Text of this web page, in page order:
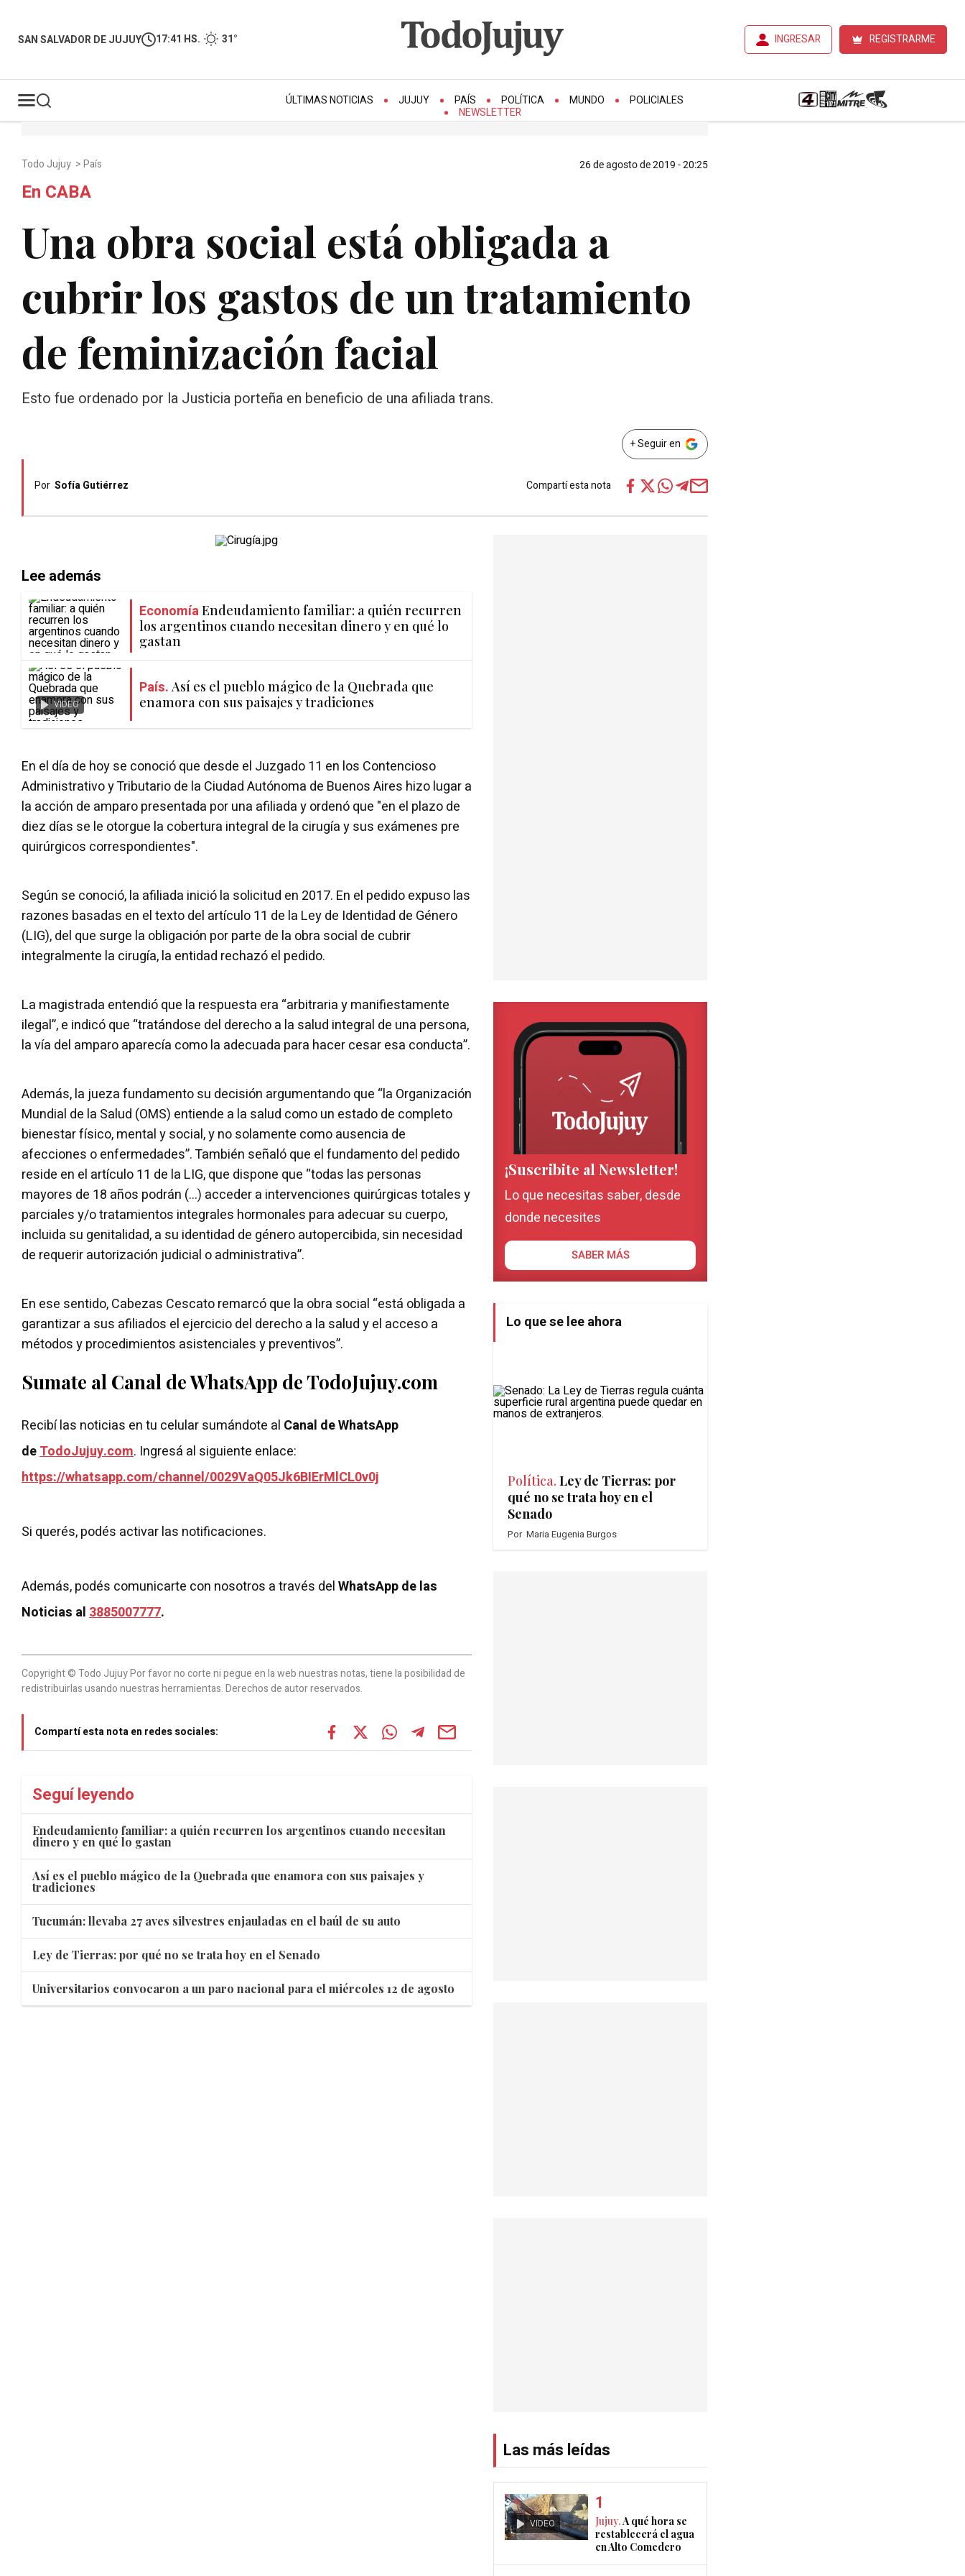
SAN SALVADOR DE JUJUY 17:41 HS. 31° INGRESAR REGISTRARME
ÚLTIMAS NOTICIAS JUJUY PAÍS POLÍTICA MUNDO
POLICIALES
NEWSLETTER
Todo Jujuy >País 26 de agosto de 2019 - 20:25
En CABA
Una obra social está obligada a
cubrir los gastos de un tratamiento
de feminización facial
Esto fue ordenado por la Justicia porteña en beneficio de una afiliada trans.
+ Seguir en
Por Sofía Gutiérrez Compartí esta nota
Lee además
EconomíaEndeudamiento familiar: a quién recurren
los argentinos cuando necesitan dinero y en qué lo
gastan
VIDEO
País. Así es el pueblo mágico de la Quebrada que
enamora con sus paisajes y tradiciones
En el día de hoy se conoció que desde el Juzgado 11 en los Contencioso
Administrativo y Tributario de la Ciudad Autónoma de Buenos Aires hizo lugar a
la acción de amparo presentada por una afiliada y ordenó que "en el plazo de
diez días se le otorgue la cobertura integral de la cirugía y sus exámenes pre
quirúrgicos correspondientes".
Según se conoció, la afiliada inició la solicitud en 2017. En el pedido expuso las
razones basadas en el texto del artículo 11 de la Ley de Identidad de Género
(LIG), del que surge la obligación por parte de la obra social de cubrir
integralmente la cirugía, la entidad rechazó el pedido.
La magistrada entendió que la respuesta era “arbitraria y manifiestamente
ilegal”, e indicó que “tratándose del derecho a la salud integral de una persona,
la vía del amparo aparecía como la adecuada para hacer cesar esa conducta”.
Además, la jueza fundamento su decisión argumentando que “la Organización
Mundial de la Salud (OMS) entiende a la salud como un estado de completo
bienestar físico, mental y social, y no solamente como ausencia de
afecciones o enfermedades”. También señaló que el fundamento del pedido
reside en el artículo 11 de la LIG, que dispone que “todas las personas
mayores de 18 años podrán (…) acceder a intervenciones quirúrgicas totales y
parciales y/o tratamientos integrales hormonales para adecuar su cuerpo,
incluida su genitalidad, a su identidad de género autopercibida, sin necesidad
de requerir autorización judicial o administrativa”.
En ese sentido, Cabezas Cescato remarcó que la obra social “está obligada a
garantizar a sus afiliados el ejercicio del derecho a la salud y el acceso a
métodos y procedimientos asistenciales y preventivos”.
Sumate al Canal de WhatsApp de TodoJujuy.com
Recibí las noticias en tu celular sumándote al Canal de WhatsApp
deTodoJujuy.com. Ingresá al siguiente enlace:
https://whatsapp.com/channel/0029VaQ05Jk6BIErMlCL0v0j
Si querés, podés activar las notificaciones.
Además, podés comunicarte con nosotros a través delWhatsApp de las
Noticias al3885007777.
Copyright © Todo Jujuy Por favor no corte ni pegue en la web nuestras notas, tiene la posibilidad de
redistribuirlas usando nuestras herramientas. Derechos de autor reservados.
Compartí esta nota en redes sociales:
Seguí leyendo
Endeudamiento familiar: a quién recurren los argentinos cuando necesitan
dinero y en qué lo gastan
Así es el pueblo mágico de la Quebrada que enamora con sus paisajes y
tradiciones
Tucumán: llevaba 27 aves silvestres enjauladas en el baúl de su auto
Ley de Tierras: por qué no se trata hoy en el Senado
Universitarios convocaron a un paro nacional para el miércoles 12 de agosto
¡Suscribite al Newsletter!
Lo que necesitas saber, desde
donde necesites
SABER MÁS
Lo que se lee ahora
Política. Ley de Tierras: por
qué no se trata hoy en el
Senado
Por Maria Eugenia Burgos
Las más leídas
VIDEO Jujuy.A qué hora se
restablecerá el agua
en Alto Comedero